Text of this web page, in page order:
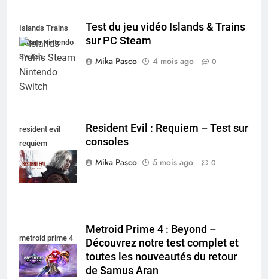
Islands Trains
Steam Nintendo
Switch
Test du jeu vidéo Islands & Trains
sur PC Steam
Mika Pasco
4 mois ago 0
resident evil
requiem
nintendo switch
Resident Evil : Requiem – Test sur
consoles
Mika Pasco
5 mois ago 0
metroid prime 4
Metroid Prime 4 : Beyond –
Découvrez notre test complet et
toutes les nouveautés du retour
de Samus Aran